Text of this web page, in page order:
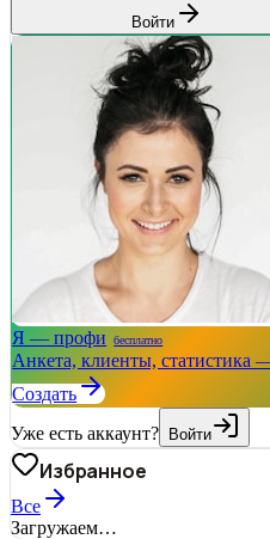
Войти
Я — профи бесплатно
Анкета, клиенты, статистика
Создать
Уже есть аккаунт? Войти
Избранное
Все
Загружаем…